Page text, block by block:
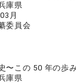
庫県
月
委員会
〜この 50 年の歩
庫県